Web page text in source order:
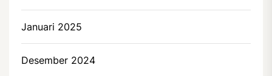
Januari 2025
Desember 2024